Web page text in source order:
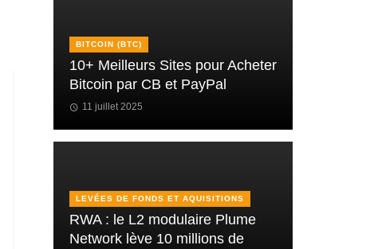
BITCOIN (BTC)
10+ Meilleurs Sites pour Acheter
Bitcoin par CB et PayPal
11 juillet 2025
LEVÉES DE FONDS ET AQUISITIONS
RWA : le L2 modulaire Plume
Network lève 10 millions de